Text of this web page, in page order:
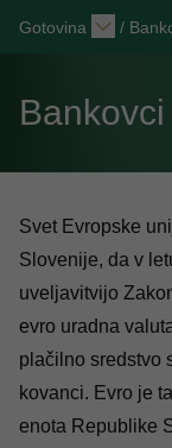
Gotovina /
Svet Evropske
Slovenije, da v
uveljavitvijo
evro uradna
plačilno sredstvo
kovanci. Evro je
enota Republike